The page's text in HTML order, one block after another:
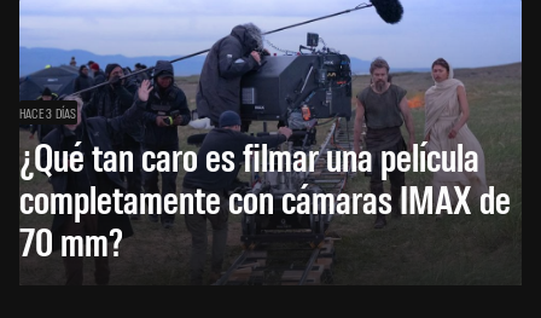
HACE 3 DÍAS
¿Qué tan caro es filmar una película
completamente con cámaras IMAX de
70 mm?